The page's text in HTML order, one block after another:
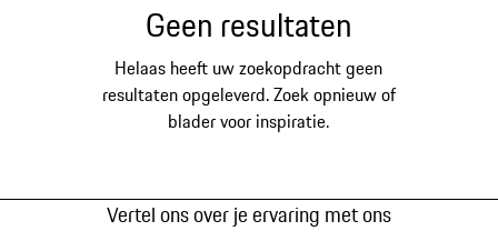
Geen resultaten
Helaas heeft uw zoekopdracht geen
resultaten opgeleverd. Zoek opnieuw of
blader voor inspiratie.
Vertel ons over je ervaring met ons